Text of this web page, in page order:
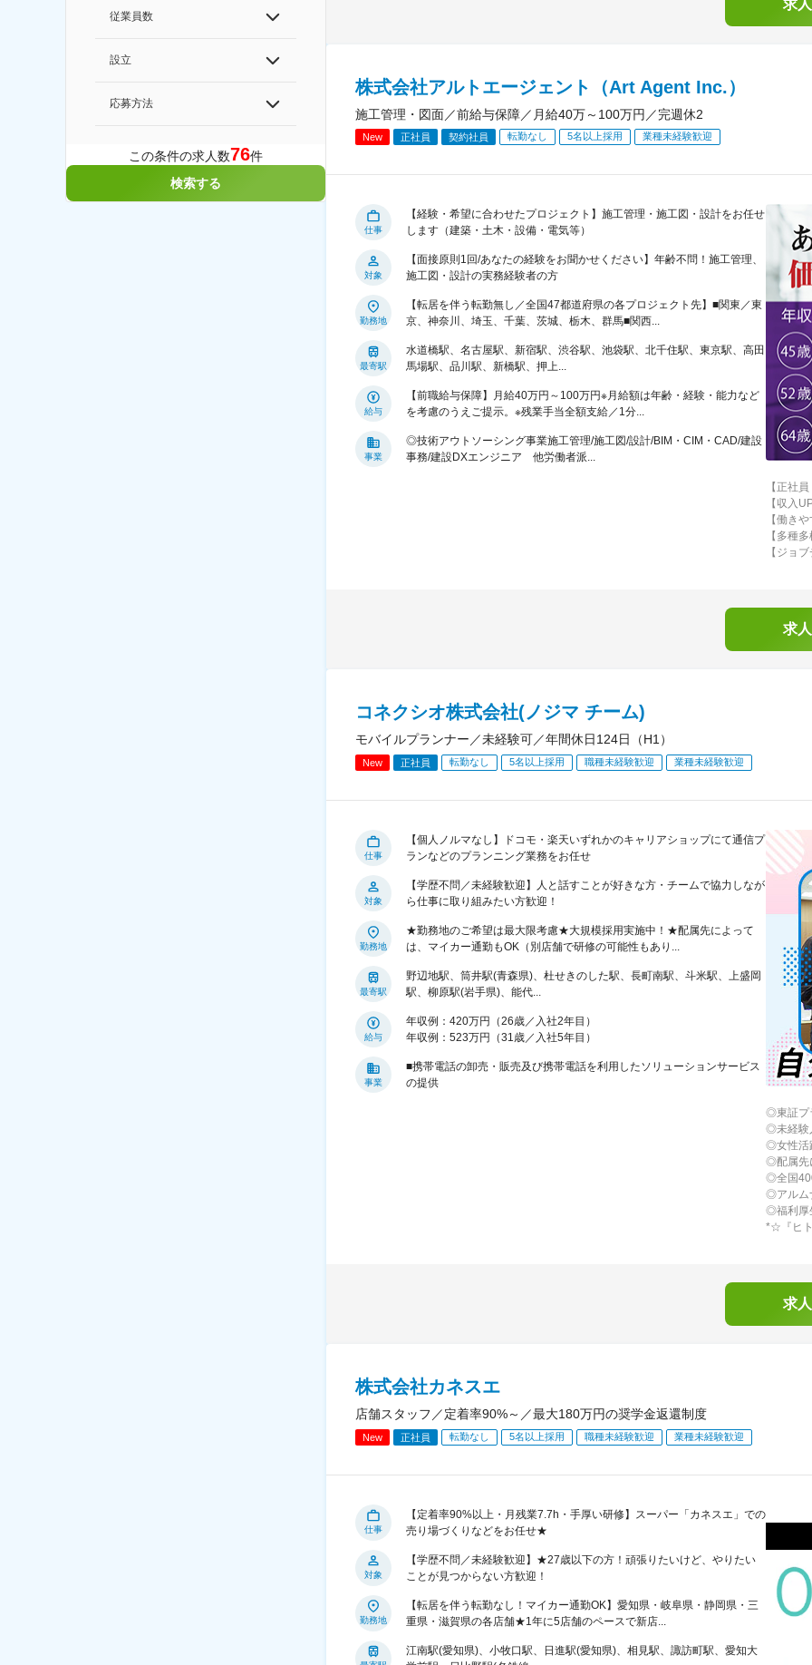
従業員数
設立
応募方法
この条件の求人数76件
検索する
求
株式会社アルトエージェント（Art Agent Inc.）
施工管理・図面／前給与保障／月給40万～100万円／完週休2
New 正社員 契約社員 転勤なし 5名以上採用 業種未経験歓迎
仕事
【経験・希望に合わせたプロジェクト】施工管理・施工図・設計をお任せ
します（建築・土木・設備・電気等）
対象
【面接原則1回/あなたの経験をお聞かせください】年齢不問！施工管理、
施工図・設計の実務経験者の方
勤務地
【転居を伴う転勤無し／全国47都道府県の各プロジェクト先】■関東／東
京、神奈川、埼玉、千葉、茨城、栃木、群馬■関西...
最寄駅
水道橋駅、名古屋駅、新宿駅、渋谷駅、池袋駅、北千住駅、東京駅、高田
馬場駅、品川駅、新橋駅、押上...
給与
【前職給与保障】月給40万円～100万円※月給額は年齢・経験・能力など
を考慮のうえご提示。※残業手当全額支給／1分...
事業
◎技術アウトソーシング事業施工管理/施工図/設計/BIM・CIM・CAD/建設
事務/建設DXエンジニア 他労働者派...
【正社
【収入
【働き
【多種
【ジョ
求
コネクシオ株式会社(ノジマ チーム)
モバイルプランナー／未経験可／年間休日124日（H1）
New 正社員 転勤なし 5名以上採用 職種未経験歓迎 業種未経験歓迎
仕事
【個人ノルマなし】ドコモ・楽天いずれかのキャリアショップにて通信プ
ランなどのプランニング業務をお任せ
対象
【学歴不問／未経験歓迎】人と話すことが好きな方・チームで協力しなが
ら仕事に取り組みたい方歓迎！
勤務地
★勤務地のご希望は最大限考慮★大規模採用実施中！★配属先によって
は、マイカー通勤もOK（別店舗で研修の可能性もあり...
最寄駅
野辺地駅、筒井駅(青森県)、杜せきのした駅、長町南駅、斗米駅、上盛岡
駅、柳原駅(岩手県)、能代...
給与
年収例：420万円（26歳／入社2年目）
年収例：523万円（31歳／入社5年目）
事業
■携帯電話の卸売・販売及び携帯電話を利用したソリューションサービス
の提供
◎東証プ
◎未経験
◎女性活
◎配属先
◎全国
◎アルム
◎福利厚
*☆『ヒ
求
株式会社カネスエ
店舗スタッフ／定着率90%～／最大180万円の奨学金返還制度
New 正社員 転勤なし 5名以上採用 職種未経験歓迎 業種未経験歓迎
仕事
【定着率90%以上・月残業7.7h・手厚い研修】スーパー「カネスエ」での
売り場づくりなどをお任せ★
対象
【学歴不問／未経験歓迎】★27歳以下の方！頑張りたいけど、やりたい
ことが見つからない方歓迎！
勤務地
【転居を伴う転勤なし！マイカー通勤OK】愛知県・岐阜県・静岡県・三
重県・滋賀県の各店舗★1年に5店舗のペースで新店...
江南駅(愛知県)、小牧口駅、日進駅(愛知県)、相見駅、諏訪町駅、愛知大